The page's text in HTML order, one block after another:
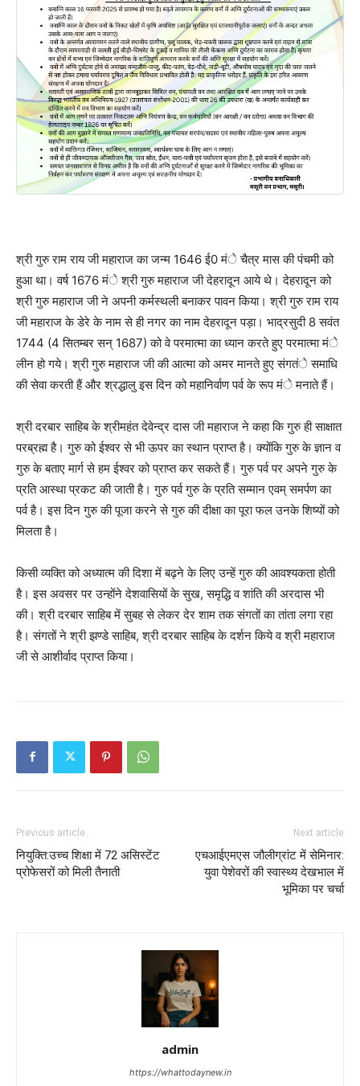
श्री गुरु राम राय जी महाराज का जन्म 1646 ई0 मंे चैत्र मास की पंचमी को
हुआ था। वर्ष 1676 मंे श्री गुरु महाराज जी देहरादून आये थे। देहरादून को
श्री गुरु महाराज जी ने अपनी कर्मस्थली बनाकर पावन किया। श्री गुरु राम राय
जी महाराज के डेरे के नाम से ही नगर का नाम देहरादून पड़ा। भाद्रसुदी 8 सवंत
1744 (4 सितम्बर सन् 1687) को वे परमात्मा का ध्यान करते हुए परमात्मा मंे
लीन हो गये। श्री गुरु महाराज जी की आत्मा को अमर मानते हुए संगतंे समाधि
की सेवा करती हैं और श्रद्धालु इस दिन को महानिर्वाण पर्व के रूप मंे मनाते हैं।
श्री दरबार साहिब के श्रीमहंत देवेन्द्र दास जी महाराज ने कहा कि गुरु ही साक्षात
परब्रह्म है। गुरु को ईश्वर से भी ऊपर का स्थान प्राप्त है। क्योंकि गुरु के ज्ञान व
गुरु के बताए मार्ग से हम ईश्वर को प्राप्त कर सकते हैं। गुरु पर्व पर अपने गुरु के
प्रति आस्था प्रकट की जाती है। गुरु पर्व गुरु के प्रति सम्मान एवम् समर्पण का
पर्व है। इस दिन गुरु की पूजा करने से गुरु की दीक्षा का पूरा फल उनके शिष्यों को
मिलता है।
किसी व्यक्ति को अध्यात्म की दिशा में बढ़ने के लिए उन्हें गुरु की आवश्यकता होती
है। इस अवसर पर उन्होंने देशवासियों के सुख, समृद्धि व शांति की अरदास भी
की। श्री दरबार साहिब में सुबह से लेकर देर शाम तक संगतों का तांता लगा रहा
है। संगतों ने श्री झण्डे साहिब, श्री दरबार साहिब के दर्शन किये व श्री महाराज
जी से आशीर्वाद प्राप्त किया।
Previous article
नियुक्ति:उच्च शिक्षा में 72 असिस्टेंट
प्रोफेसरों को मिली तैनाती
Next article
एचआईएमएस जौलीग्रांट में सेमिनार:
युवा पेशेवरों की स्वास्थ्य देखभाल में
भूमिका पर चर्चा
admin
https://whattodaynew.in